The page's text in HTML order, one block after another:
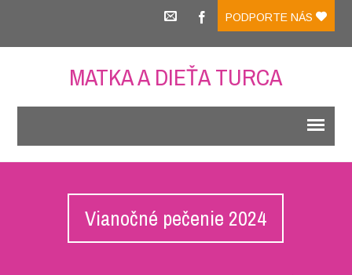
PODPORTE NÁS
MATKA A DIEŤA TURCA
Vianočné pečenie 2024